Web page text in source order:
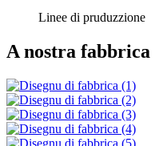
Linee di pruduzzione
A nostra fabbrica